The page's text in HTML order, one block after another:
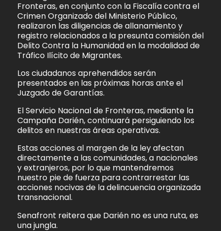
Fronteras, en conjunto con la Fiscalía contra el
Crimen Organizado del Ministerio Público,
realizaron las diligencias de allanamiento y
registro relacionados a la presunta comisión del
Delito Contra la Humanidad en la modalidad de
Tráfico Ilícito de Migrantes.
Los ciudadanos aprehendidos serán
presentados en las próximas horas ante el
Juzgado de Garantías.
El Servicio Nacional de Fronteras, mediante la
Campaña Darién, continuará persiguiendo los
delitos en nuestras áreas operativas.
Estas acciones al margen de la ley afectan
directamente a las comunidades, a nacionales
y extranjeros, por lo que mantendremos
nuestro pie de fuerza para contrarrestar las
acciones nocivas de la delincuencia organizada
transnacional.
Senafront reitera que Darién no es una ruta, es
una jungla.